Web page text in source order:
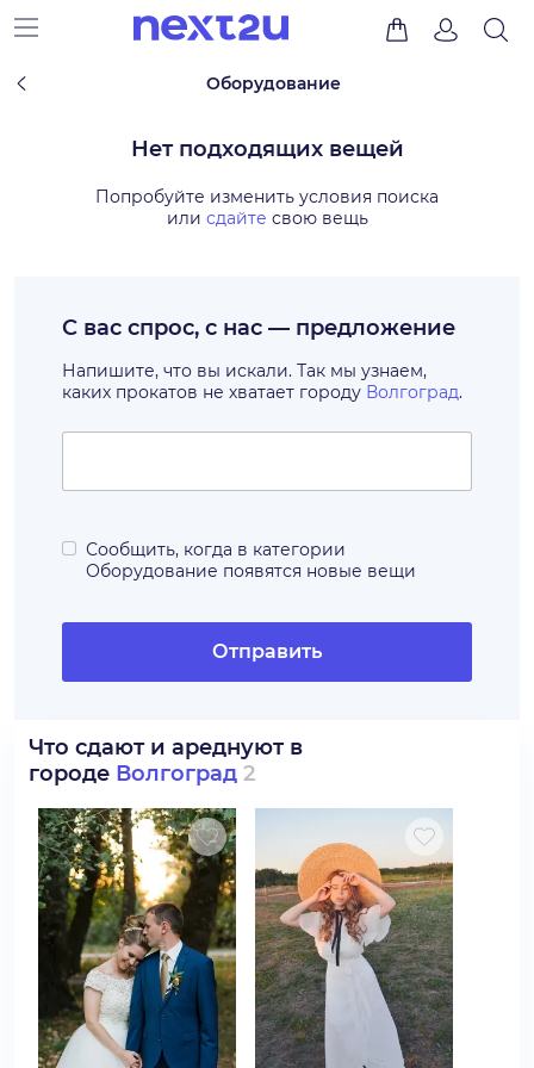
Оборудование
Нет подходящих вещей
Попробуйте изменить условия поиска
или сдайте свою вещь
С вас спрос, с нас — предложение
Напишите, что вы искали. Так мы узнаем,
каких прокатов не хватает городу Волгоград.
Сообщить, когда в категории
Оборудование появятся новые вещи
Отправить
Что сдают и ареднуют в
городе Волгоград 2